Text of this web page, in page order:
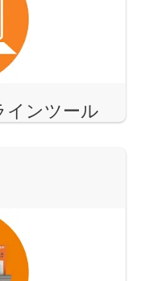
インツール